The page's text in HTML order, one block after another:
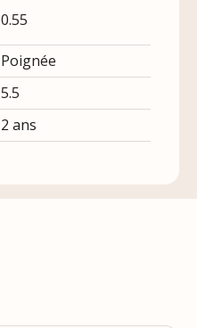
0.55
Poignée
5.5
2 ans